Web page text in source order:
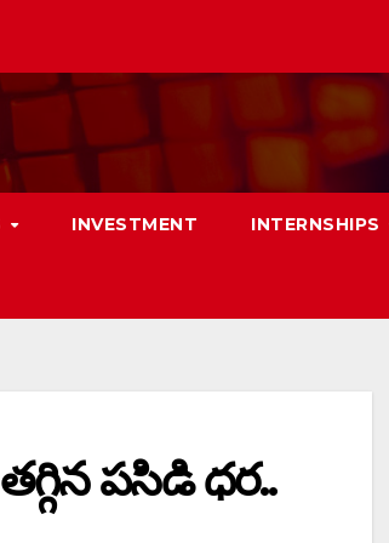
INVESTMENT INTERNSHIPS
పసిడి ధర..